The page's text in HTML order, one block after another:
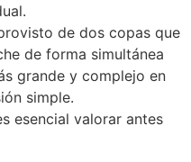
de dos copas que
de forma simultánea
grande y complejo en
simple.
esencial valorar antes